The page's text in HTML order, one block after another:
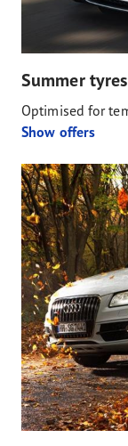
Summer tyres
Optimised for
Show offers